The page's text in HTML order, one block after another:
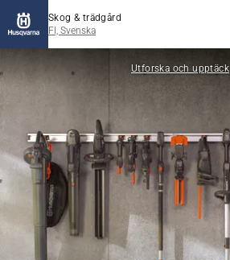
Skog & trädgård
FI, Svenska
Utforska och upptäck